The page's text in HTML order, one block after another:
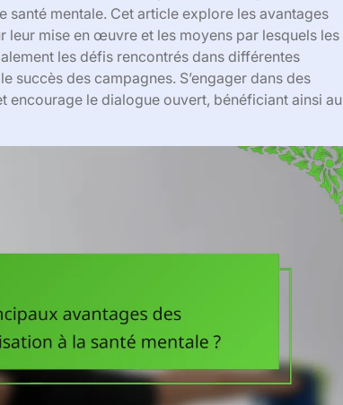
mentale. Cet article explore les avantages
mise en œuvre et les moyens par lesquels les
les défis rencontrés dans différentes
succès des campagnes. S’engager dans des
encourage le dialogue ouvert, bénéficiant ainsi au